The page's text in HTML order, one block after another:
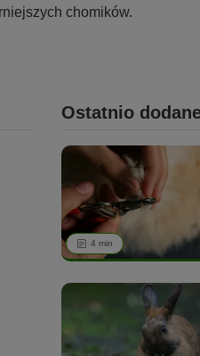
chomików.
Ostatnio
4 min